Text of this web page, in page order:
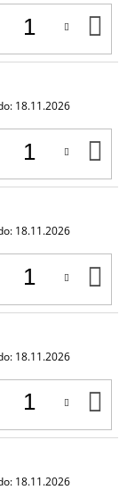
18.11.2026
18.11.2026
18.11.2026
18.11.2026